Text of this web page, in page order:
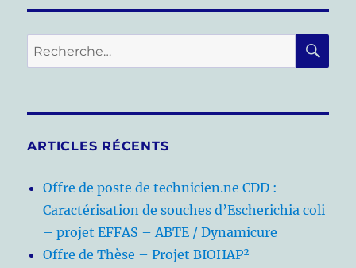
Recherche
pour :
ARTICLES RÉCENTS
Offre de poste de technicien.ne CDD :
Caractérisation de souches d’Escherichia coli
– projet EFFAS – ABTE / Dynamicure
Offre de Thèse – Projet BIOHAP²